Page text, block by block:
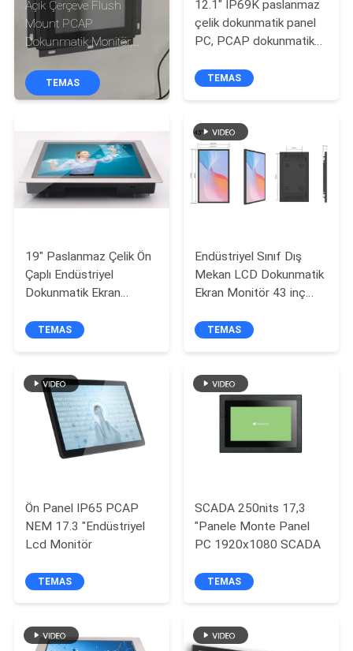
KALITE
KONTROL
ULAŞIN
BIR
TEKLIF
SITE
HARITASI
PRIVACY
POLICY
Açık Çerçeve Flush
Mount PCAP
Dokunmatik Monitör,
HMI, Otomasyon ve
Dahili Sistemler için
Güneş Işığı Okulabilir
TEMAS
12.1" IP69K paslanmaz
çelik dokunmatik panel
PC, PCAP dokunmatik
endüstriyel bilgisayar
TEMAS
19" Paslanmaz Çelik Ön
Çaplı Endüstriyel
Dokunmatik Ekran
Otomasyon ve Kontrol
Ekran
TEMAS
Endüstriyel Sınıf Dış
Mekan LCD Dokunmatik
Ekran Monitör 43 inç
Yapıştırmalı, Ayaklı
TEMAS
Ön Panel IP65 PCAP
NEM 17.3 "Endüstriyel
Lcd Monitör
TEMAS
SCADA 250nits 17,3
"Panele Monte Panel
PC 1920x1080 SCADA
TEMAS